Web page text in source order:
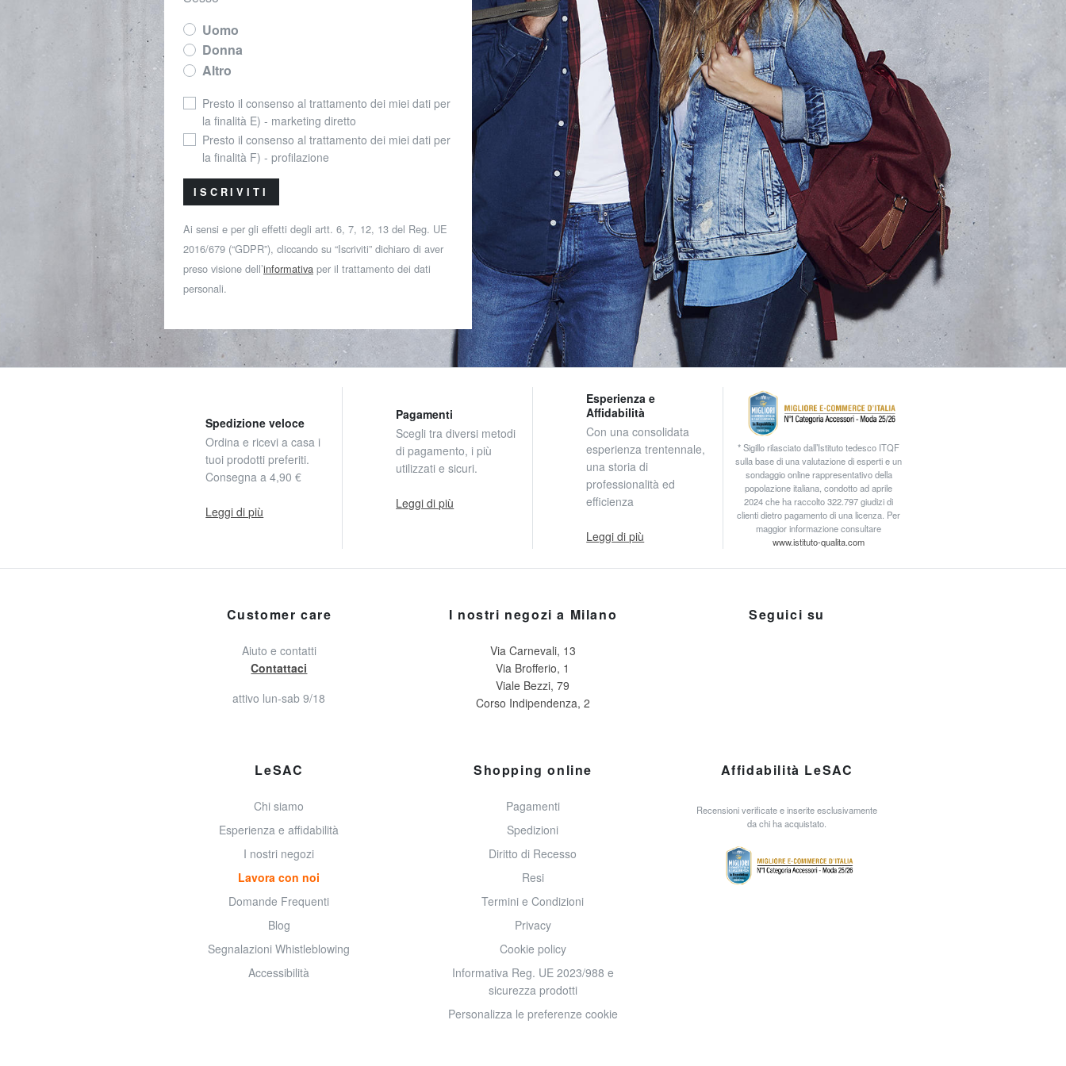
Uomo
Donna
Altro
Presto il consenso al trattamento dei miei dati per
la finalità E) - marketing diretto
Presto il consenso al trattamento dei miei dati per
la finalità F) - profilazione
ISCRIVITI
Ai sensi e per gli effetti degli artt. 6, 7, 12, 13 del Reg. UE
2016/679 (“GDPR”), cliccando su “Iscriviti” dichiaro di aver
preso visione dell’informativa per il trattamento dei dati
personali.
Spedizione veloce
Ordina e ricevi a casa i
tuoi prodotti preferiti.
Consegna a 4,90 €
Leggi di più
Pagamenti
Scegli tra diversi metodi
di pagamento, i più
utilizzati e sicuri.
Leggi di più
Esperienza e
Affidabilità
Con una consolidata
esperienza trentennale,
una storia di
professionalità ed
efficienza
Leggi di più
* Sigillo rilasciato dall’Istituto tedesco ITQF
sulla base di una valutazione di esperti e un
sondaggio online rappresentativo della
popolazione italiana, condotto ad aprile
2024 che ha raccolto 322.797 giudizi di
clienti dietro pagamento di una licenza. Per
maggior informazione consultare
www.istituto-qualita.com
Customer care
Aiuto e contatti
Contattaci
attivo lun-sab 9/18
I nostri negozi a Milano
Via Carnevali, 13
Via Brofferio, 1
Viale Bezzi, 79
Corso Indipendenza, 2
Seguici su
LeSAC
Chi siamo
Esperienza e affidabilità
I nostri negozi
Lavora con noi
Domande Frequenti
Blog
Segnalazioni Whistleblowing
Accessibilità
Shopping online
Pagamenti
Spedizioni
Diritto di Recesso
Resi
Termini e Condizioni
Privacy
Cookie policy
Informativa Reg. UE 2023/988 e
sicurezza prodotti
Personalizza le preferenze cookie
Affidabilità LeSAC
Recensioni verificate e inserite esclusivamente
da chi ha acquistato.